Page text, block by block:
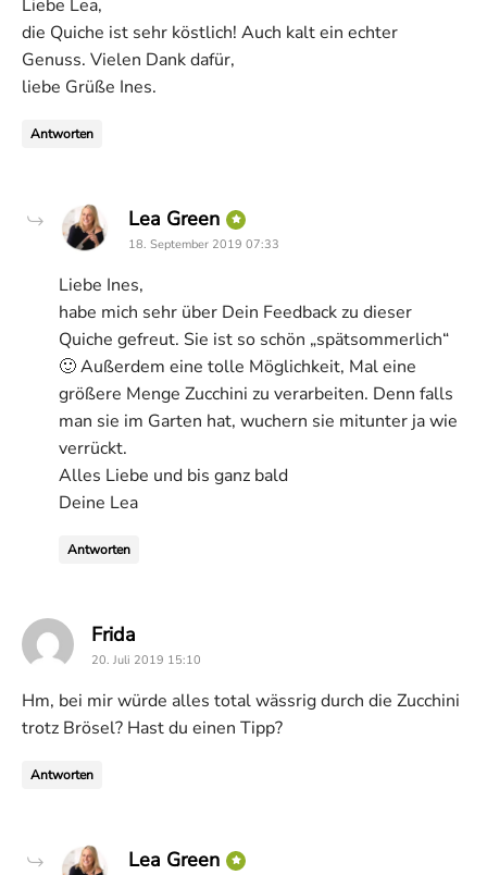
Liebe Lea,
die Quiche ist sehr köstlich! Auch kalt ein echter
Genuss. Vielen Dank dafür,
liebe Grüße Ines.
Antworten
Lea Green says:
18. September 2019 07:33
Liebe Ines,
habe mich sehr über Dein Feedback zu dieser
Quiche gefreut. Sie ist so schön „spätsommerlich“
🙂 Außerdem eine tolle Möglichkeit, Mal eine
größere Menge Zucchini zu verarbeiten. Denn falls
man sie im Garten hat, wuchern sie mitunter ja wie
verrückt.
Alles Liebe und bis ganz bald
Deine Lea
Antworten
Frida
20. Juli 2019 15:10
Hm, bei mir würde alles total wässrig durch die Zucchini
trotz Brösel? Hast du einen Tipp?
Antworten
Lea Green says: